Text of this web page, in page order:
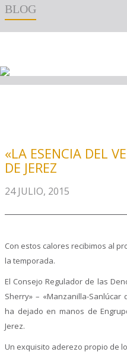
BLOG
«LA ESENCIA DEL
DE JEREZ
24 JULIO, 2015
Con estos calores recibimos al
la temporada.
El Consejo Regulador de las
Sherry» – «Manzanilla-Sanlúcar
ha dejado en manos de
Jerez.
Un exquisito aderezo propio de